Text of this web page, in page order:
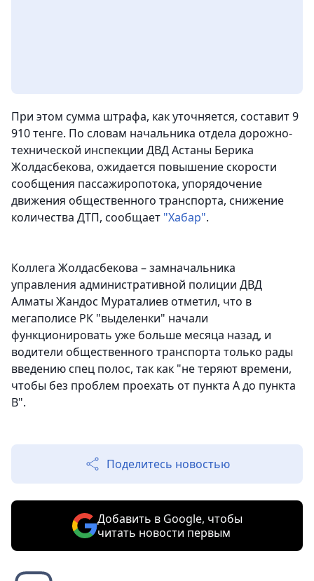
При этом сумма штрафа, как уточняется, составит 9
910 тенге. По словам начальника отдела дорожно-
технической инспекции ДВД Астаны Берика
Жолдасбекова, ожидается повышение скорости
сообщения пассажиропотока, упорядочение
движения общественного транспорта, снижение
количества ДТП, сообщает "Хабар".
Коллега Жолдасбекова – замначальника
управления административной полиции ДВД
Алматы Жандос Мураталиев отметил, что в
мегаполисе РК "выделенки" начали
функционировать уже больше месяца назад, и
водители общественного транспорта только рады
введению спец полос, так как "не теряют времени,
чтобы без проблем проехать от пункта А до пункта
В".
Поделитесь новостью
Добавить в Google, чтобы
читать новости первым